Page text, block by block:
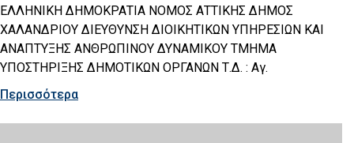
ΕΛΛΗΝΙΚΗ ΔΗΜΟΚΡΑΤΙΑ ΝΟΜΟΣ ΑΤΤΙΚΗΣ ΔΗΜΟΣ
ΧΑΛΑΝΔΡΙΟΥ ΔΙΕΥΘΥΝΣΗ ΔΙΟΙΚΗΤΙΚΩΝ ΥΠΗΡΕΣΙΩΝ ΚΑΙ
ΑΝΑΠΤΥΞΗΣ ΑΝΘΡΩΠΙΝΟΥ ΔΥΝΑΜΙΚΟΥ ΤΜΗΜΑ
ΥΠΟΣΤΗΡΙΞΗΣ ΔΗΜΟΤΙΚΩΝ ΟΡΓΑΝΩΝ Τ.Δ. : Αγ.
Περισσότερα